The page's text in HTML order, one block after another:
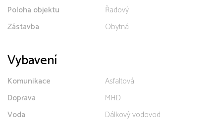
Poloha objektu
Řadový
Zástavba
Obytná
Vybavení
Komunikace
Asfaltová
Doprava
MHD
Voda
Dálkový vodovod